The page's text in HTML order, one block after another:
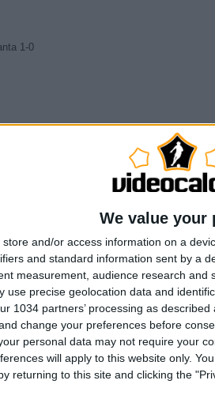
We value your
store and/or access information on a
and standard information sent by a
measurement, audience research and
use precise geolocation data and
1034 partners’ processing as
change your preferences before
personal data may not require your
will apply to this website only.
returning to this site and clicking the
1-0
1-2
This is the official channel for the Serie A,
to keep you up to date with all things
Find out more about the Serie A at:
ufficiale della Serie A, dove potrai avere
del momento per rimanere aggiornato
Per maggiori informazioni sulla Serie A:
torch from immobile | Round 1 | Serie A
Win | Goal Collection | Round 25 | Serie A
a Goal | Goal Collection | Round 38 | Serie
against Juve | Goal Collection | Round 37 |
standings | Goal Collection | Round 36 |
| Goal Collection | Round 35 | Serie A 2023/